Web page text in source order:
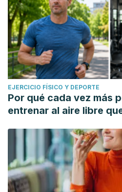
EJERCICIO FÍSICO Y DEPORTE
Por qué cada vez más
entrenar al aire libre